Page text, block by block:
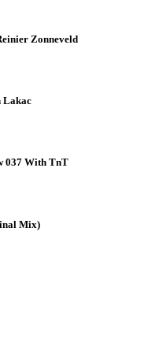
Zonneveld
Lakac
037 With TnT
Mix)